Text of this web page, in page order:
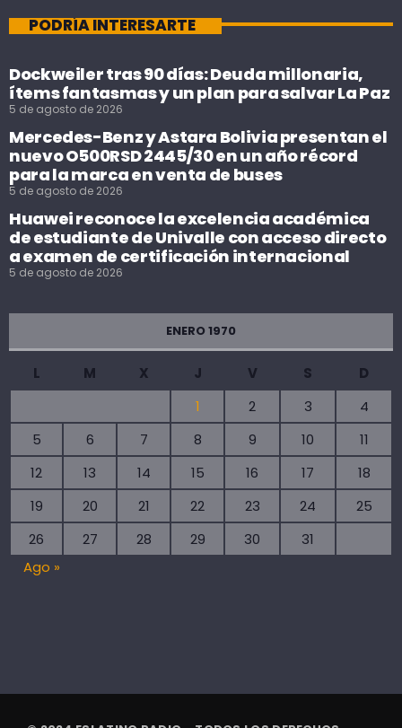
PODRÍA INTERESARTE
Dockweiler tras 90 días: Deuda millonaria,
ítems fantasmas y un plan para salvar La Paz
5 de agosto de 2026
Mercedes-Benz y Astara Bolivia presentan el
nuevo O500RSD 2445/30 en un año récord
para la marca en venta de buses
5 de agosto de 2026
Huawei reconoce la excelencia académica
de estudiante de Univalle con acceso directo
a examen de certificación internacional
5 de agosto de 2026
ENERO 1970
L M X J V S
D
1
2 3
4
5
6 7 8 9 10
11
12
13 14 15 16 17
18
19
20 21 22 23 24
25
26
27 28 29 30
31
Ago »